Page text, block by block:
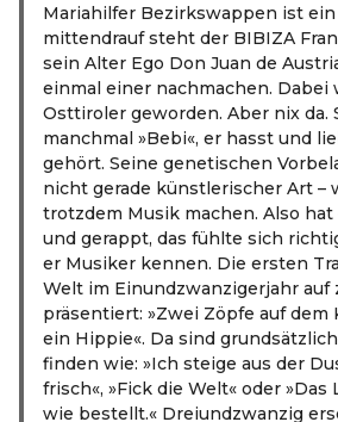
Mariahilfer Bezirkswappen ist ein
mittendrauf steht der BIBIZA
sein Alter Ego Don Juan de
einmal einer nachmachen. Dabei
Osttiroler geworden. Aber nix da.
manchmal »Bebi«, er hasst und
gehört. Seine genetischen
nicht gerade künstlerischer Art –
trotzdem Musik machen. Also
und gerappt, das fühlte sich
er Musiker kennen. Die ersten
Welt im Einundzwanzigerjahr auf
präsentiert: »Zwei Zöpfe auf dem
ein Hippie«. Da sind
finden wie: »Ich steige aus der
frisch«, »Fick die Welt« oder
wie bestellt.« Dreiundzwanzig